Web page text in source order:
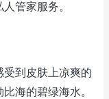
管家服务。
受到皮肤上凉爽的
海的碧绿海水。